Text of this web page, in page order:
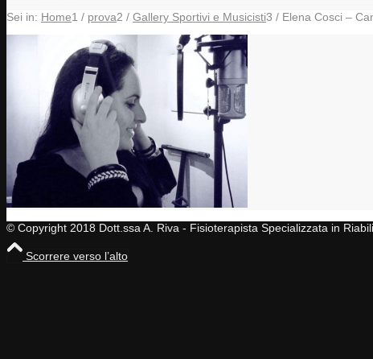
Sei in: Home1 / prova2 / Gallery Sportivi e Musicisti3 / Elena Cosci –
© Copyright 2018 Dott.ssa A. Riva - Fisioterapista Specializzata in
Scorrere verso l’alto